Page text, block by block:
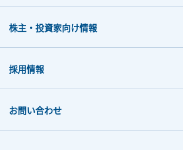
株主・投資家向け情報
採用情報
お問い合わせ